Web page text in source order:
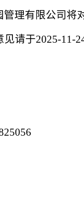
理有限公司将
请于2025-11-